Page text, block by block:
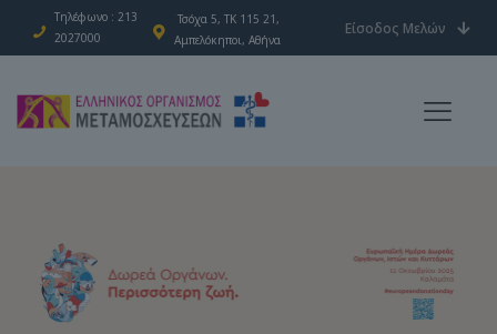
Τηλέφωνο : 213
2027000
Τσόχα 5, ΤΚ 115 21,
Αμπελόκηποι, Αθήνα
Είσοδος Μελών